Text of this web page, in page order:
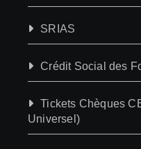
SRIAS
Crédit Social des
Tickets Chèques
Universel)